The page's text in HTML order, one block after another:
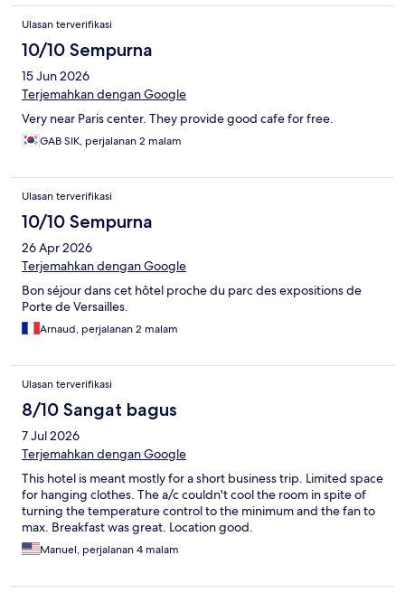
Ulasan terverifikasi
10/10 Sempurna
15 Jun 2026
Terjemahkan dengan Google
Very near Paris center. They provide good cafe for free.
GAB SIK, perjalanan 2 malam
Ulasan terverifikasi
10/10 Sempurna
26 Apr 2026
Terjemahkan dengan Google
Bon séjour dans cet hôtel proche du parc des expositions de
Porte de Versailles.
Arnaud, perjalanan 2 malam
Ulasan terverifikasi
8/10 Sangat bagus
7 Jul 2026
Terjemahkan dengan Google
This hotel is meant mostly for a short business trip. Limited space
for hanging clothes. The a/c couldn't cool the room in spite of
turning the temperature control to the minimum and the fan to
max. Breakfast was great. Location good.
Manuel, perjalanan 4 malam